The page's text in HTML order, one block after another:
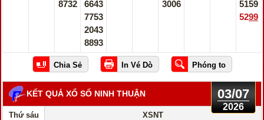
8732
6643
7753
2043
8893
3006
5159
5299
KẾT QUẢ XỔ SỐ NINH THUẬN 03/07
2026
Thứ sáu XSNT